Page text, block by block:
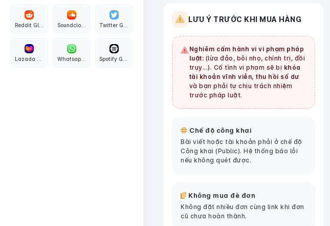
Soundcloud Global
Whatsapp Global
LƯU Ý TRƯỚC KHI MUA HÀNG
Nghiêm cấm hành vi vi phạm pháp
luật: (lừa đảo, bôi nhọ, chính trị, đồi
trụy...). Cố tình vi phạm sẽ bị khóa
tài khoản vĩnh viễn, thu hồi số dư
và bạn phải tự chịu trách nhiệm
trước pháp luật.
Chế độ công khai
Bài viết hoặc tài khoản phải ở chế độ
Công khai (Public). Hệ thống báo lỗi
nếu không quét được.
Không mua đè đơn
Không đặt nhiều đơn cùng link khi đơn
cũ chưa hoàn thành.